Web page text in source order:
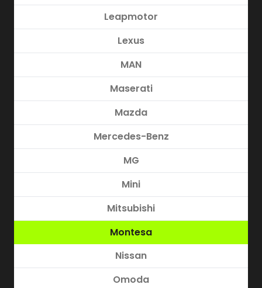
Leapmotor
Lexus
MAN
Maserati
Mazda
Mercedes-Benz
MG
Mini
Mitsubishi
Montesa
Nissan
Omoda